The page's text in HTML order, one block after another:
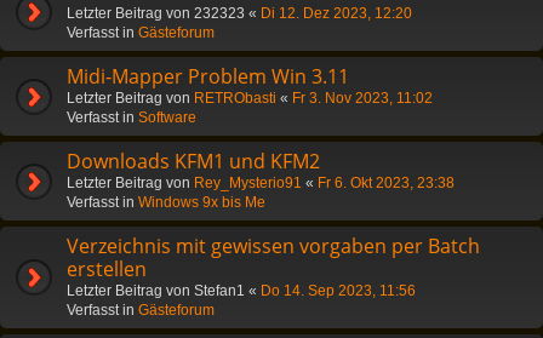
Letzter Beitrag von 232323 « Di 12. Dez 2023, 12:20
Verfasst in Gästeforum
Midi-Mapper Problem Win 3.11
Letzter Beitrag von RETRObasti « Fr 3. Nov 2023, 11:02
Verfasst in Software
Downloads KFM1 und KFM2
Letzter Beitrag von Rey_Mysterio91 « Fr 6. Okt 2023, 23:38
Verfasst in Windows 9x bis Me
Verzeichnis mit gewissen vorgaben per Batch
erstellen
Letzter Beitrag von Stefan1 « Do 14. Sep 2023, 11:56
Verfasst in Gästeforum